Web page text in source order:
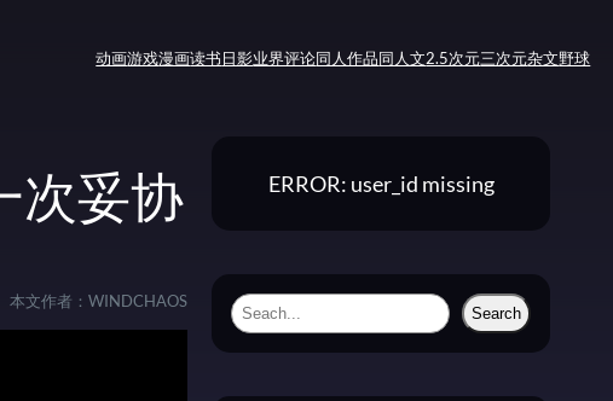
动画游戏漫画读书日影业界评论同人作品同人文2.5次元三次元杂文野球
次妥协
本文作者： WINDCHAOS
ERROR: user_id missing
S
e
Search